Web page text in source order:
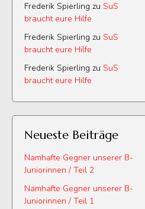
Frederik Spierling zu SuS
braucht eure Hilfe
Frederik Spierling zu SuS
braucht eure Hilfe
Frederik Spierling zu SuS
braucht eure Hilfe
Neueste Beiträge
Namhafte Gegner unserer B-
Juniorinnen / Teil 2
Namhafte Gegner unserer B-
Juniorinnen / Teil 1